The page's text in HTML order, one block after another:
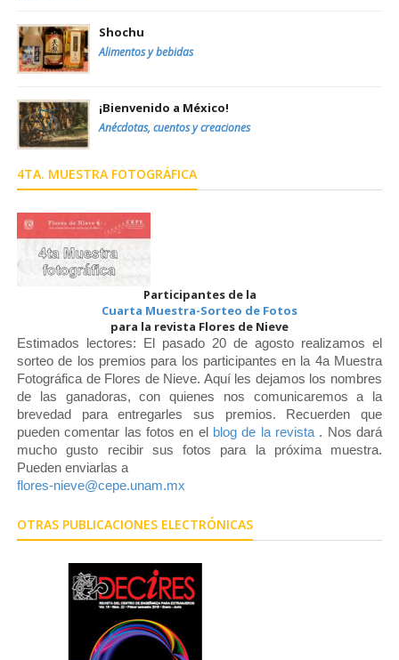
Shochu
Alimentos y bebidas
¡Bienvenido a México!
Anécdotas, cuentos y creaciones
4TA. MUESTRA FOTOGRÁFICA
Participantes de la
Cuarta Muestra-Sorteo de Fotos
para la revista Flores de Nieve
Estimados lectores: El pasado 20 de agosto realizamos el
sorteo de los premios para los participantes en la 4a Muestra
Fotográfica de Flores de Nieve. Aquí les dejamos los nombres
de las ganadoras, con quienes nos comunicaremos a la
brevedad para entregarles sus premios. Recuerden que
pueden comentar las fotos en el blog de la revista . Nos dará
mucho gusto recibir sus fotos para la próxima muestra.
Pueden enviarlas a
flores-nieve@cepe.unam.mx
OTRAS PUBLICACIONES ELECTRÓNICAS